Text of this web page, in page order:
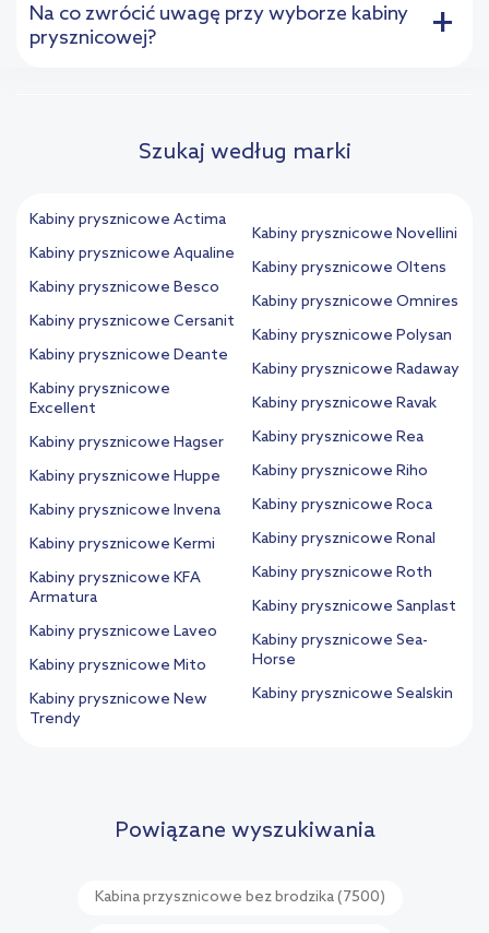
Na co zwrócić uwagę przy wyborze kabiny
prysznicowej?
+
Szukaj według marki
Kabiny prysznicowe Actima
Kabiny prysznicowe Aqualine
Kabiny prysznicowe Besco
Kabiny prysznicowe Cersanit
Kabiny prysznicowe Deante
Kabiny prysznicowe
Excellent
Kabiny prysznicowe Hagser
Kabiny prysznicowe Huppe
Kabiny prysznicowe Invena
Kabiny prysznicowe Kermi
Kabiny prysznicowe KFA
Armatura
Kabiny prysznicowe Laveo
Kabiny prysznicowe Mito
Kabiny prysznicowe New
Trendy
Kabiny prysznicowe Novellini
Kabiny prysznicowe Oltens
Kabiny prysznicowe Omnires
Kabiny prysznicowe Polysan
Kabiny prysznicowe Radaway
Kabiny prysznicowe Ravak
Kabiny prysznicowe Rea
Kabiny prysznicowe Riho
Kabiny prysznicowe Roca
Kabiny prysznicowe Ronal
Kabiny prysznicowe Roth
Kabiny prysznicowe Sanplast
Kabiny prysznicowe Sea-
Horse
Kabiny prysznicowe Sealskin
Powiązane wyszukiwania
Kabina przysznicowe bez brodzika(7500)